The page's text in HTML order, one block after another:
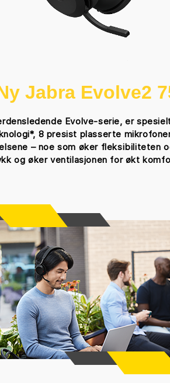
Jabra Evolve2
Evolve-serie, er
8 presist plasserte
– noe som øker fleksibiliteten
og øker ventilasjonen for økt